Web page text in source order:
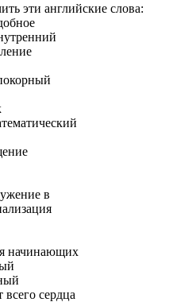
эти английские слова:
в
начинающих
всего сердца